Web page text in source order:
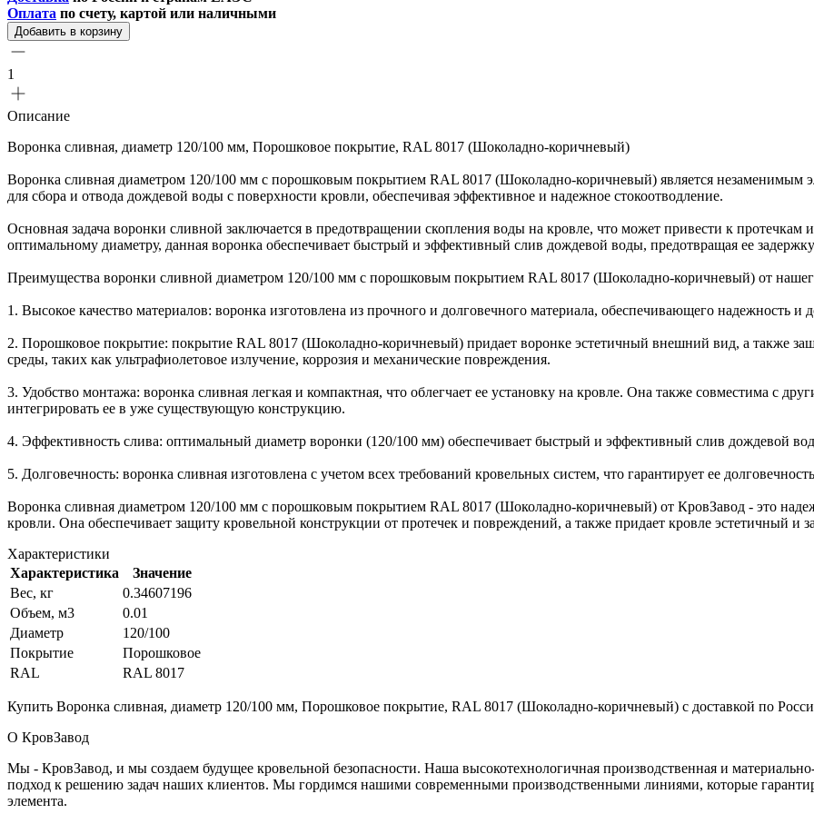
Оплата по счету, картой или наличными
Добавить в корзину
1
Описание
Воронка сливная, диаметр 120/100 мм, Порошковое покрытие, RAL 8017 (Шоколадно-коричневый)
Воронка сливная диаметром 120/100 мм с порошковым покрытием RAL 8017 (Шоколадно-коричневый) является незаменимым
для сбора и отвода дождевой воды с поверхности кровли, обеспечивая эффективное и надежное стокоотводление.
Основная задача воронки сливной заключается в предотвращении скопления воды на кровле, что может привести к
оптимальному диаметру, данная воронка обеспечивает быстрый и эффективный слив дождевой воды, предотвращая ее
Преимущества воронки сливной диаметром 120/100 мм с порошковым покрытием RAL 8017 (Шоколадно-коричневый) от
1. Высокое качество материалов: воронка изготовлена из прочного и долговечного материала, обеспечивающего надежность и
2. Порошковое покрытие: покрытие RAL 8017 (Шоколадно-коричневый) придает воронке эстетичный внешний вид, а также
среды, таких как ультрафиолетовое излучение, коррозия и механические повреждения.
3. Удобство монтажа: воронка сливная легкая и компактная, что облегчает ее установку на кровле. Она также совместима с
интегрировать ее в уже существующую конструкцию.
4. Эффективность слива: оптимальный диаметр воронки (120/100 мм) обеспечивает быстрый и эффективный слив дождевой
5. Долговечность: воронка сливная изготовлена с учетом всех требований кровельных систем, что гарантирует ее
Воронка сливная диаметром 120/100 мм с порошковым покрытием RAL 8017 (Шоколадно-коричневый) от КровЗавод - это
кровли. Она обеспечивает защиту кровельной конструкции от протечек и повреждений, а также придает кровле эстетичный и
Характеристики
Характеристика
Значение
Вес, кг
0.34607196
Объем, м3
0.01
Диаметр
120/100
Покрытие
Порошковое
RAL
RAL 8017
Купить Воронка сливная, диаметр 120/100 мм, Порошковое покрытие, RAL 8017 (Шоколадно-коричневый) с доставкой по
О КровЗавод
Мы - КровЗавод, и мы создаем будущее кровельной безопасности. Наша высокотехнологичная производственная и
подход к решению задач наших клиентов. Мы гордимся нашими современными производственными линиями, которые
элемента.